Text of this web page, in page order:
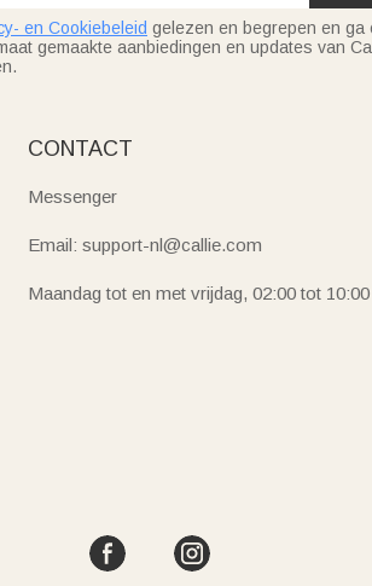
en Cookiebeleid gelezen en begrepen en ga
gemaakte aanbiedingen en updates van
CONTACT
Messenger
Email: support-nl@callie.com
Maandag tot en met vrijdag, 02:00 tot